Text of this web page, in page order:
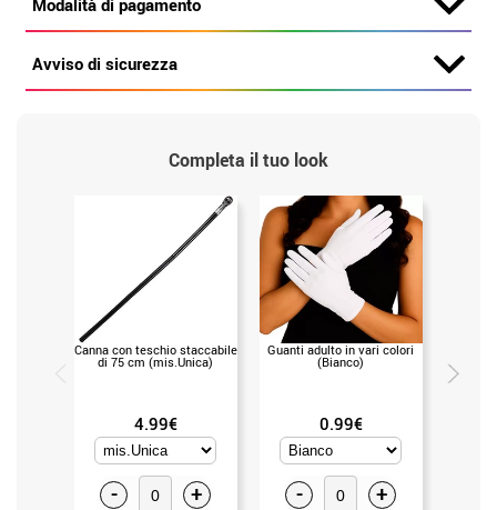
Modalità di pagamento
Avviso di sicurezza
Completa il tuo look
Canna con teschio staccabile
di 75 cm (mis.Unica)
4.99€
- +
Guanti adulto in vari colori
(Bianco)
0.99€
- +